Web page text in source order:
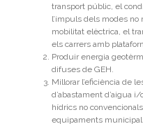
transport públic, el
l’impuls dels modes no
mobilitat elèctrica, el
els carrers amb
Produir energia
difuses de GEH.
Millorar l’eficiència de
d’abastament d’aigua
hídrics no
equipaments